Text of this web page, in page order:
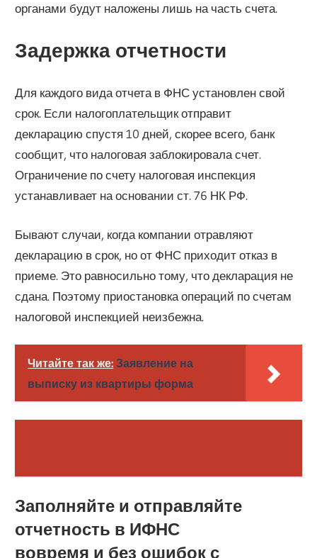
органами будут наложены лишь на часть счета.
Задержка отчетности
Для каждого вида отчета в ФНС установлен свой
срок. Если налогоплательщик отправит
декларацию спустя 10 дней, скорее всего, банк
сообщит, что налоговая заблокировала счет.
Ограничение по счету налоговая инспекция
устанавливает на основании ст. 76 НК РФ.
Бывают случаи, когда компании отравляют
декларацию в срок, но от ФНС приходит отказ в
приеме. Это равносильно тому, что декларация не
сдана. Поэтому приостановка операций по счетам
налоговой инспекцией неизбежна.
Читайте так же: Заявление на
выписку из квартиры форма
Заполняйте и отправляйте
отчетность в ИФНС
вовремя и без ошибок с